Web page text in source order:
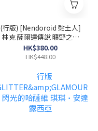
(行版) [Nendoroid 黏土人]
林克 薩爾達傳說 曠野之息
Ver. DX豪華版
HK$380.00
HK$448.00